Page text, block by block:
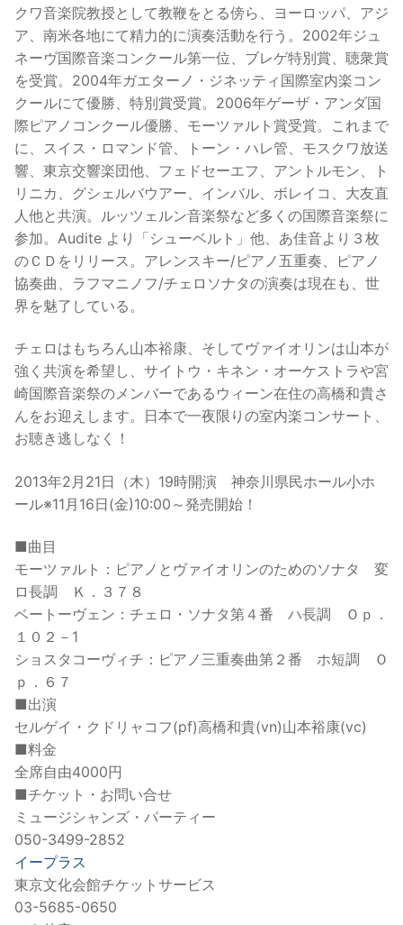
クワ音楽院教授として教鞭をとる傍ら、ヨーロッパ、アジ
ア、南米各地にて精力的に演奏活動を行う。2002年ジュ
ネーヴ国際音楽コンクール第一位、ブレゲ特別賞、聴衆賞
を受賞。2004年ガエターノ・ジネッティ国際室内楽コン
クールにて優勝、特別賞受賞。2006年ゲーザ・アンダ国
際ピアノコンクール優勝、モーツァルト賞受賞。これまで
に、スイス・ロマンド管、トーン・ハレ管、モスクワ放送
響、東京交響楽団他、フェドセーエフ、アントルモン、ト
リニカ、グシェルバウアー、インバル、ボレイコ、大友直
人他と共演。ルッツェルン音楽祭など多くの国際音楽祭に
参加。Audite より「シューベルト」他、あ佳音より３枚
のＣＤをリリース。アレンスキー/ピアノ五重奏、ピアノ
協奏曲、ラフマニノフ/チェロソナタの演奏は現在も、世
界を魅了している。
チェロはもちろん山本裕康、そしてヴァイオリンは山本が
強く共演を希望し、サイトウ・キネン・オーケストラや宮
崎国際音楽祭のメンバーであるウィーン在住の高橋和貴さ
んをお迎えします。日本で一夜限りの室内楽コンサート、
お聴き逃しなく！
2013年2月21日（木）19時開演 神奈川県民ホール小ホ
ール※11月16日(金)10:00～発売開始！
■曲目
モーツァルト：ピアノとヴァイオリンのためのソナタ 変
ロ長調 Ｋ．３７８
ベートーヴェン：チェロ・ソナタ第４番 ハ長調 Ｏｐ．
１０２－1
ショスタコーヴィチ：ピアノ三重奏曲第２番 ホ短調 Ｏ
ｐ．６７
■出演
セルゲイ・クドリャコフ(pf)高橋和貴(vn)山本裕康(vc)
■料金
全席自由4000円
■チケット・お問い合せ
ミュージシャンズ・パーティー
050-3499-2852
イープラス
東京文化会館チケットサービス
03-5685-0650